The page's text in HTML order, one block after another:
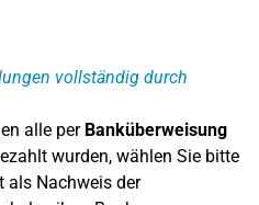
vollständig durch
alle per Banküberweisung
wurden, wählen Sie bitte
als Nachweis der